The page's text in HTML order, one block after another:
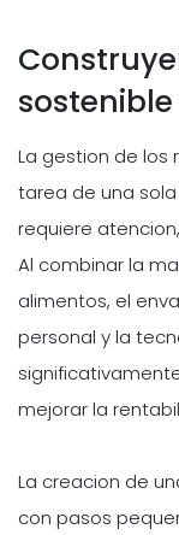
La gestion de los
tarea de una
requiere
Al combinar la
alimentos, el
personal y la
mejorar la
La creacion de
con pasos